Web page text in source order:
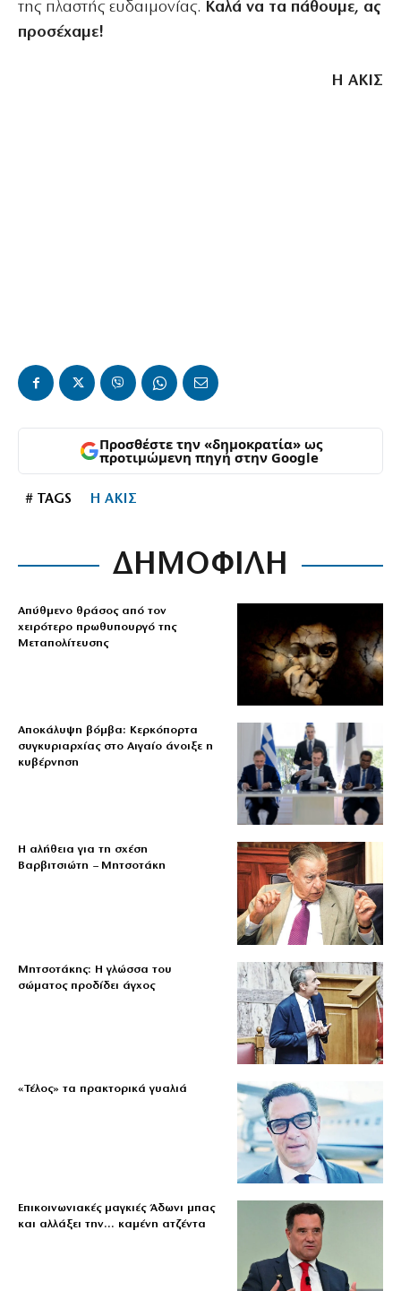
της πλαστής ευδαιμονίας. Καλά να τα πάθουμε, ας
προσέχαμε!
Η ΑΚΙΣ
Προσθέστε την «δημοκρατία» ως
προτιμώμενη πηγή στην Google
# TAGS Η ΑΚΙΣ
ΔΗΜΟΦΙΛΗ
Απύθμενο θράσος από τον
χειρότερο πρωθυπουργό της
Μεταπολίτευσης
Αποκάλυψη βόμβα: Κερκόπορτα
συγκυριαρχίας στο Αιγαίο άνοιξε η
κυβέρνηση
Η αλήθεια για τη σχέση
Βαρβιτσιώτη – Μητσοτάκη
Μητσοτάκης: Η γλώσσα του
σώματος προδίδει άγχος
«Τέλος» τα πρακτορικά γυαλιά
Επικοινωνιακές μαγκιές Άδωνι μπας
και αλλάξει την… καμένη ατζέντα